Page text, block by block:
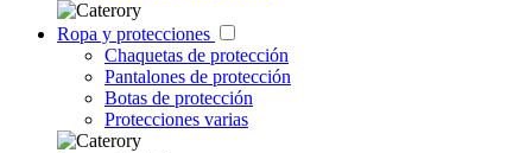
Ropa y protecciones
Chaquetas de protección
Pantalones de protección
Botas de protección
Protecciones varias